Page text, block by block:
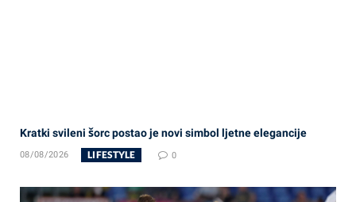
Kratki svileni šorc postao je novi simbol ljetne elegancije
08/08/2026 LIFESTYLE 0